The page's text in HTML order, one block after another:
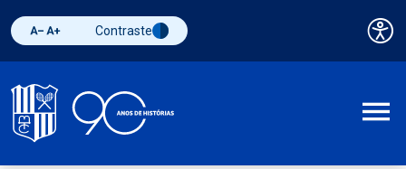
Diminuir fonte
Aumentar fonteAlternar contraste
Contraste